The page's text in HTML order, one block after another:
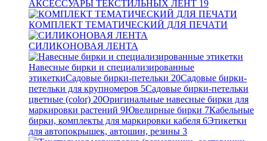
АКСЕССУАРЫ ТЕКСТИЛЬНЫХ ЛЕНТ 19
КОМПЛЕКТ ТЕМАТИЧЕСКИЙ ДЛЯ ПЕЧАТИ
СИЛИКОНОВАЯ ЛЕНТА
Навесные бирки и специализированные
этикеткиСадовые бирки-петельки 20Садовые бирки-
петельки для крупномеров 5Садовые бирки-петельки
цветные (color) 20Оригинальные навесные бирки для
маркировки растений 9Ювелирные бирки 7Кабельные
бирки, комплекты для маркировки кабеля 6Этикетки
для автопокрышек, автошин, резины 3